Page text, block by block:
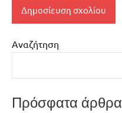
Αναζήτηση
Πρόσφατα άρθρα